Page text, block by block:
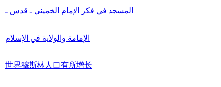
المسجد في فكر الإمام الخميني ـ قدس ـ
الإمامة والولاية في الإسلام
世界穆斯林人口有所增长